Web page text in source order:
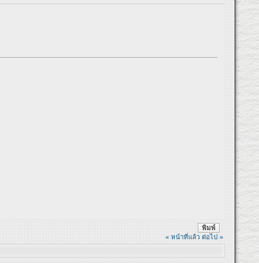
พิมพ์
« หน้าที่แล้ว ต่อไป »